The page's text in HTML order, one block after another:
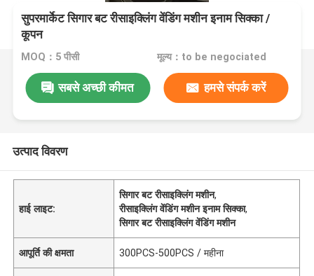
सुपरमार्केट सिगार बट रीसाइक्लिंग वेंडिंग मशीन इनाम सिक्का /
कूपन
MOQ：5 पीसी मूल्य：to be negociated
सबसे अच्छी कीमत हमसे संपर्क करें
उत्पाद विवरण
हाई लाइट:
सिगार बट रीसाइक्लिंग मशीन,
रीसाइक्लिंग वेंडिंग मशीन इनाम सिक्का,
सिगार बट रीसाइक्लिंग वेंडिंग मशीन
आपूर्ति की क्षमता 300PCS-500PCS / महीना